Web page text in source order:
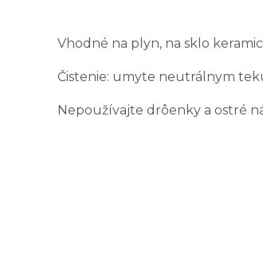
Vhodné na plyn, na sklo
Čistenie: umyte neutrálnym
Nepoužívajte drôenky a ostré